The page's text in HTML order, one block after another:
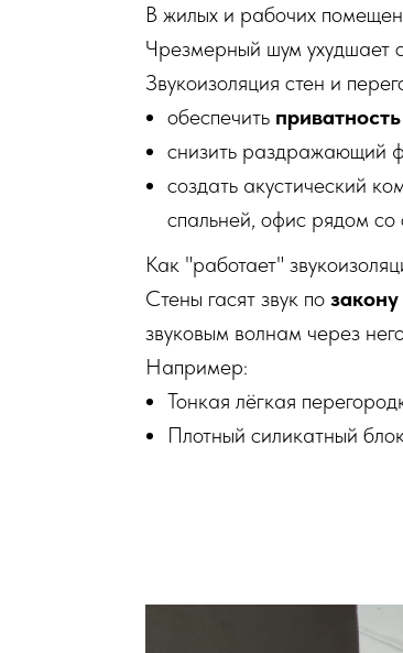
В жилых и рабочих
Чрезмерный шум ухудшает
Звукоизоляция стен и
обеспечить приватность
снизить раздражающий
создать акустический
спальней, офис рядом со
Как "работает"
Стены гасят звук по
звуковым волнам через
Например:
Тонкая лёгкая
Плотный силикатный